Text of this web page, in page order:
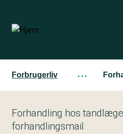
hovedindhold
Forbrugerliv ···
Forhandling hos
forhandlingsmail